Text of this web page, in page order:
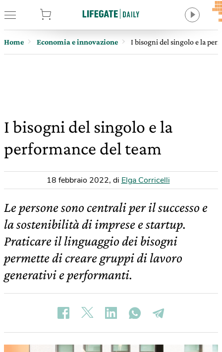
Home Economia e innovazione I bisogni del singolo e la
I bisogni del singolo e la
performance del team
18 febbraio 2022, di Elga Corricelli
Le persone sono centrali per il successo e
la sostenibilità di imprese e startup.
Praticare il linguaggio dei bisogni
permette di creare gruppi di lavoro
generativi e performanti.